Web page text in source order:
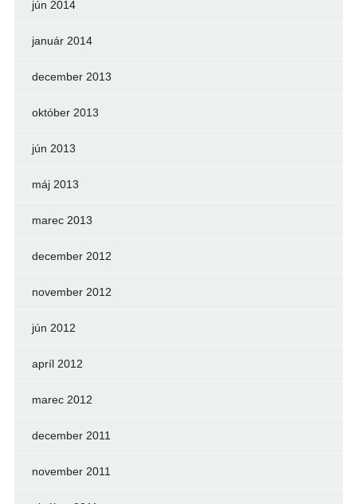
jún 2014
január 2014
december 2013
október 2013
jún 2013
máj 2013
marec 2013
december 2012
november 2012
jún 2012
apríl 2012
marec 2012
december 2011
november 2011